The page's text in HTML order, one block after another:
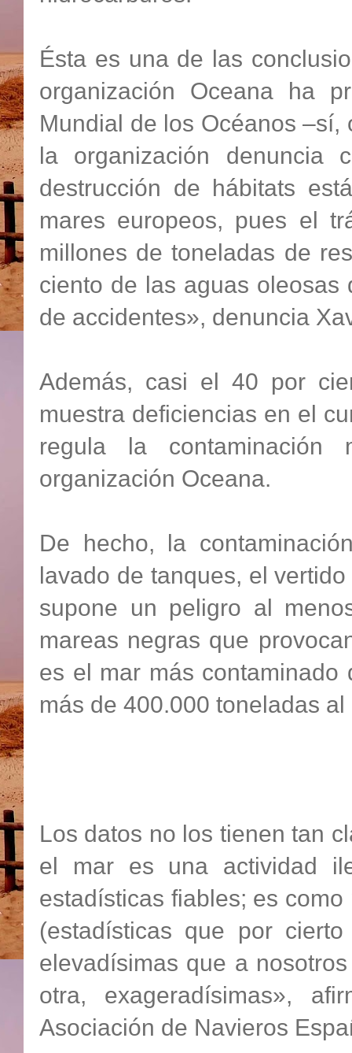
Ésta es una de las
organización Oceana ha
Mundial de los Océanos
la organización denuncia
destrucción de hábitats
mares europeos, pues el
millones de toneladas de
ciento de las aguas
de accidentes», denuncia
Además, casi el 40 por
muestra deficiencias en el
regula la
organización Oceana.
De hecho, la
lavado de tanques, el
supone un peligro al
mareas negras que
es el mar más contaminado
más de 400.000 toneladas
Los datos no los tienen tan
el mar es una actividad
estadísticas fiables; es
(estadísticas que por
elevadísimas que a
otra, exageradísimas»,
Asociación de Navieros